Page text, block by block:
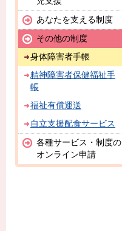
あなたを支える制度
その他の制度
身体障害者手帳
精神障害者保健福祉手
帳
福祉有償運送
自立支援配食サービス
各種サービス・制度の
オンライン申請